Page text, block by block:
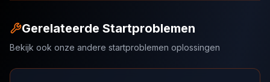
Gerelateerde Startproblemen
Bekijk ook onze andere startproblemen oplossingen